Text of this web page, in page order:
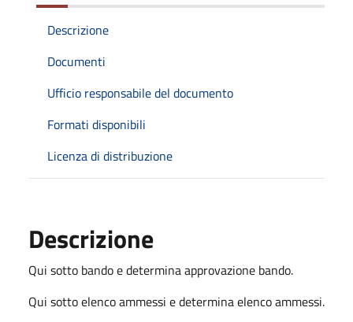
Descrizione
Documenti
Ufficio responsabile del documento
Formati disponibili
Licenza di distribuzione
Descrizione
Qui sotto bando e determina approvazione bando.
Qui sotto elenco ammessi e determina elenco ammessi.